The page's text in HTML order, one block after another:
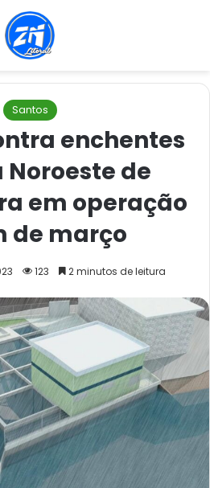
Santos
enchentes
Noroeste de
em operação
de março
123 2 minutos de leitura